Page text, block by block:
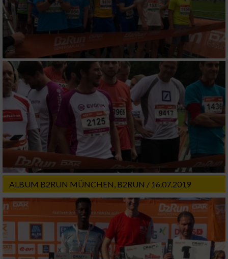
ALBUM B2RUN MÜNCHEN, B2RUN / 16.07.2019